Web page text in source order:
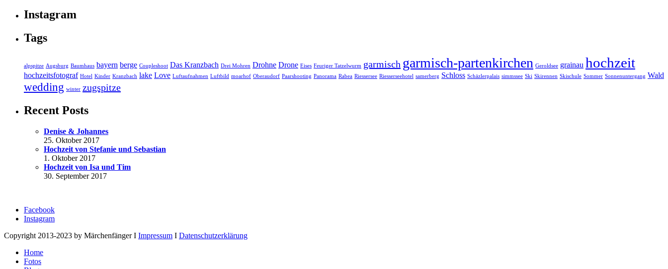
Instagram
Tags
alpspitze Augsburg Baumhaus bayern berge Coupleshoot Das Kranzbach Drei Mohren Drohne Drone Eises Feuriger Tatzelwurm garmisch garmisch-partenkirchen Geroldsee grainau hochzeit
hochzeitsfotograf Hotel Kinder Kranzbach lake Love Luftaufnahmen Luftbild moarhof Oberaudorf Paarshooting Panorama Rabea Riessersee Riesserseehotel samerberg Schloss Schäzlerpalais simmssee Ski Skirennen Skischule Sommer Sonnenuntergang Wald
wedding winter zugspitze
Recent Posts
Denise & Johannes
25. Oktober 2017
Hochzeit von Stefanie und Sebastian
1. Oktober 2017
Hochzeit von Isa und Tim
30. September 2017
Facebook
Instagram
Copyright 2013-2023 by Märchenfänger I Impressum I Datenschutzerklärung
Home
Fotos